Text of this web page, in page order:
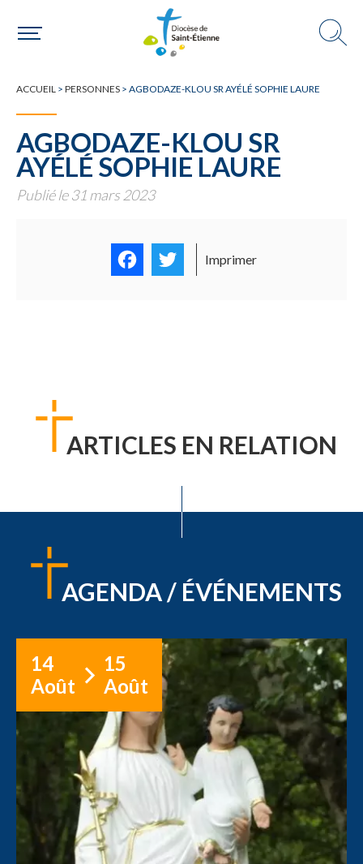
Une paroisse
FILTRES
TOUTE L'ACTUALITÉ
ACCUEIL > PERSONNES > AGBODAZE-KLOU SR AYÉLÉ SOPHIE LAURE
AGBODAZE-KLOU SR
AYÉLÉ SOPHIE LAURE
Publié le 31 mars 2023
FacebookTwitter
Imprimer
ARTICLES EN RELATION
AGENDA / ÉVÉNEMENTS
14
Août
15
Août